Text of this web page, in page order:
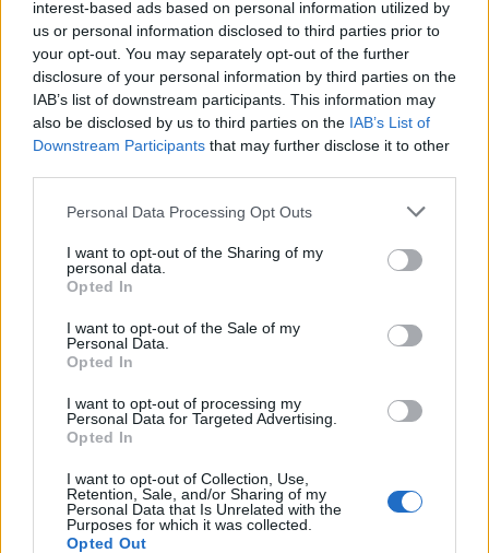
interest-based ads based on personal information utilized by
us or personal information disclosed to third parties prior to
your opt-out. You may separately opt-out of the further
disclosure of your personal information by third parties on the
IAB’s list of downstream participants. This information may
also be disclosed by us to third parties on the IAB’s List of
Downstream Participants that may further disclose it to other
Please note that this website/app uses one or more Google
not limited to your visit or usage behaviour. You may click to
grant or deny consent to Google and its third-party tags to
use your data for below specified purposes in below Google
consent section.
Personal Data Processing Opt Outs
I want to opt-out of the Sharing of my
personal data.
Opted In
I want to opt-out of the Sale of my
Personal Data.
Opted In
I want to opt-out of processing my
Personal Data for Targeted Advertising.
Opted In
I want to opt-out of Collection, Use,
Retention, Sale, and/or Sharing of my
Personal Data that Is Unrelated with the
Purposes for which it was collected.
Opted Out